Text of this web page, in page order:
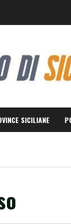
SICILIANE